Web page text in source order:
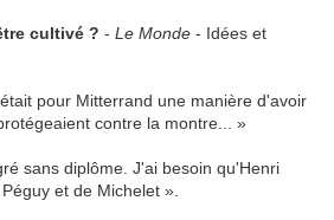
cultivé ? - Le Monde - Idées et
pour Mitterrand une manière d'avoir
contre la montre... »
sans diplôme. J'ai besoin qu'Henri
et de Michelet ».